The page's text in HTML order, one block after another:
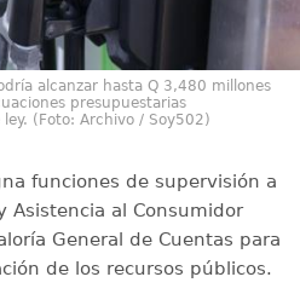
alcanzar hasta Q 3,480 millones
presupuestarias
(Foto: Archivo / Soy502)
funciones de supervisión a
Asistencia al Consumidor
General de Cuentas para
de los recursos públicos.